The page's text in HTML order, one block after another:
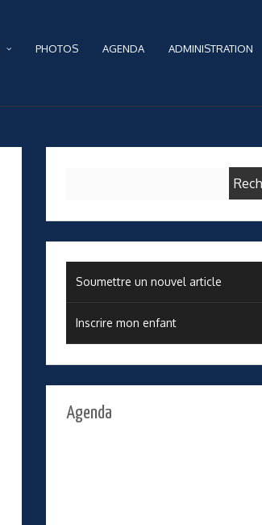
PHOTOS AGENDA ADMINISTRATION
Soumettre un nouvel article
Inscrire mon enfant
Agenda